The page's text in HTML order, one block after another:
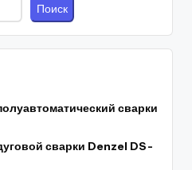
Поиск
сварки
сварки Denzel DS-